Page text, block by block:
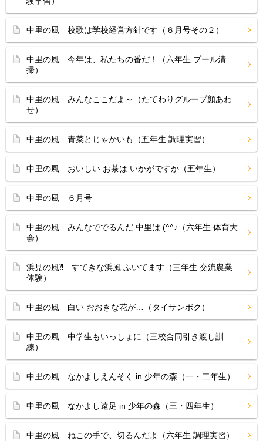
中里の風 校歌は学校経営方針です（６月号その２）
中里の風 今年は、私たちの番だ！（六年生 プール清
掃）
中里の風 みんなここだよ～（たてわりグループ顏あわ
せ）
中里の風 青菜とじゃかいも（五年生 調理実習）
中里の風 おいしい お茶は いかがですか（五年生）
中里の風 ６月号
中里の風 みんなででるんだ 中里は (^^♪（六年生 体育大
会）
浜見の風⁈ すてきな浜風 ふいてます（三年生 交流農業
体験）
中里の風 白い おおきな花が…（タイサンボク）
中里の風 中学生もいっしょに（三校合同引き渡し訓
練）
中里の風 なかよしえんそく in 少年の森（一・二年生）
中里の風 なかよし遠足 in 少年の森（三・四年生）
中里の風 ねこの手で、切るんだよ（六年生 調理実習）